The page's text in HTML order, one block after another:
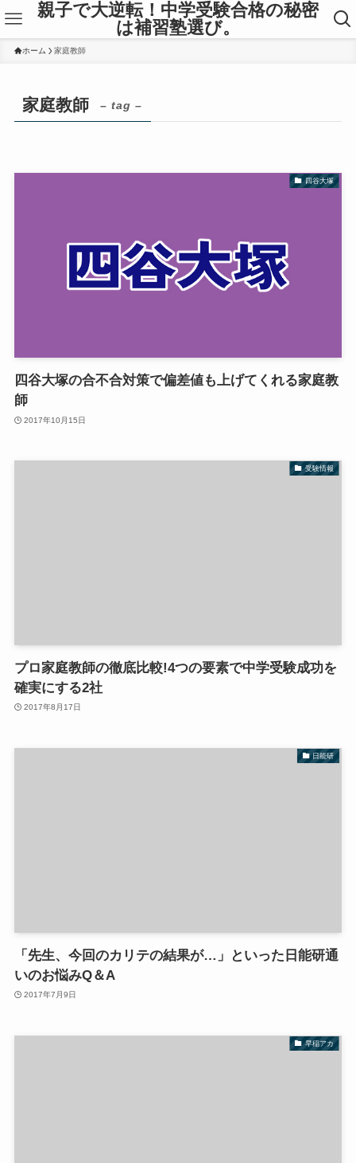
親子で大逆転！中学受験合格の秘密
は補習塾選び。
ホーム 家庭教師
家庭教師 – tag –
四谷大塚
四谷大塚の合不合対策で偏差値も上げてくれる家庭教
師
2017年10月15日
受験情報
プロ家庭教師の徹底比較!4つの要素で中学受験成功を
確実にする2社
2017年8月17日
日能研
「先生、今回のカリテの結果が…」といった日能研通
いのお悩みQ＆A
2017年7月9日
早稲アカ